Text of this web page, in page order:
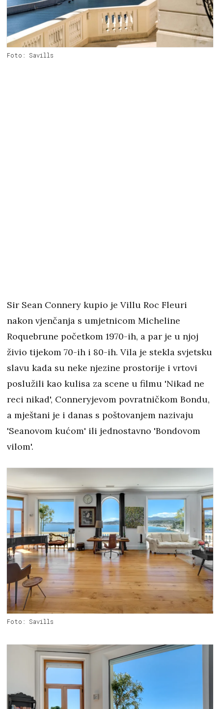
Foto: Savills
Sir Sean Connery kupio je Villu Roc Fleuri
nakon vjenčanja s umjetnicom Micheline
Roquebrune početkom 1970-ih, a par je u njoj
živio tijekom 70-ih i 80-ih. Vila je stekla svjetsku
slavu kada su neke njezine prostorije i vrtovi
poslužili kao kulisa za scene u filmu 'Nikad ne
reci nikad', Conneryjevom povratničkom Bondu,
a mještani je i danas s poštovanjem nazivaju
'Seanovom kućom' ili jednostavno 'Bondovom
vilom'.
Foto: Savills